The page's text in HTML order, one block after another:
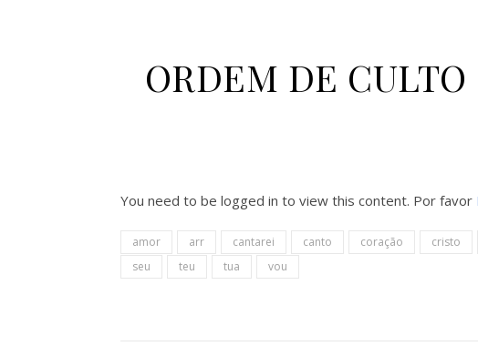
ORDEM DE
You need to be logged in to view this content. Por favor
amor arr cantarei canto coração cristo
seu
teu tua vou